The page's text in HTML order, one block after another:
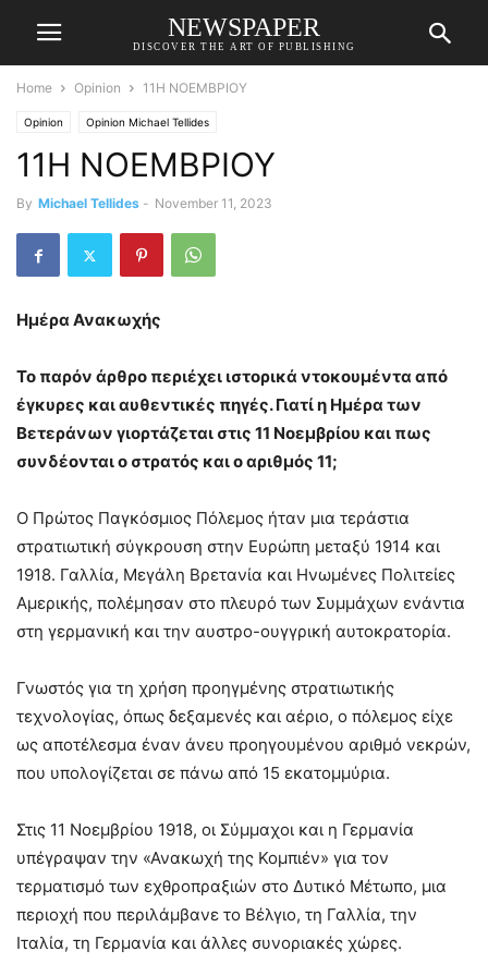
NEWSPAPER
DISCOVER THE ART OF PUBLISHING
Home Opinion 11Η ΝΟΕΜΒΡΙΟΥ
Opinion Opinion Michael Tellides
11Η ΝΟΕΜΒΡΙΟΥ
By Michael Tellides - November 11, 2023
Ημέρα Ανακωχής
Το παρόν άρθρο περιέχει ιστορικά ντοκουμέντα από
έγκυρες και αυθεντικές πηγές. Γιατί η Ημέρα των
Βετεράνων γιορτάζεται στις 11 Νοεμβρίου και πως
συνδέονται ο στρατός και ο αριθμός 11;
Ο Πρώτος Παγκόσμιος Πόλεμος ήταν μια τεράστια
στρατιωτική σύγκρουση στην Ευρώπη μεταξύ 1914 και
1918. Γαλλία, Μεγάλη Βρετανία και Ηνωμένες Πολιτείες
Αμερικής, πολέμησαν στο πλευρό των Συμμάχων ενάντια
στη γερμανική και την αυστρο-ουγγρική αυτοκρατορία.
Γνωστός για τη χρήση προηγμένης στρατιωτικής
τεχνολογίας, όπως δεξαμενές και αέριο, ο πόλεμος είχε
ως αποτέλεσμα έναν άνευ προηγουμένου αριθμό νεκρών,
που υπολογίζεται σε πάνω από 15 εκατομμύρια.
Στις 11 Νοεμβρίου 1918, οι Σύμμαχοι και η Γερμανία
υπέγραψαν την «Ανακωχή της Κομπιέν» για τον
τερματισμό των εχθροπραξιών στο Δυτικό Μέτωπο, μια
περιοχή που περιλάμβανε το Βέλγιο, τη Γαλλία, την
Ιταλία, τη Γερμανία και άλλες συνοριακές χώρες.